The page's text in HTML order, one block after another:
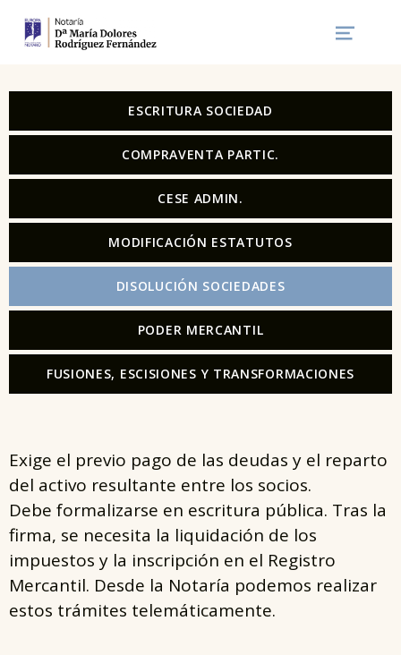
notaría mª dolores rodríguez
SERVICIOS NOTARIALES EN GIJÓN. RESOLVEMOS SUS NECESIDADES CON TODO TIPO DE TRÁMITES DE FORMA PERSONALIZADA Y TRANSPARENTE.
ESCRITURA SOCIEDAD
COMPRAVENTA PARTIC.
CESE ADMIN.
MODIFICACIÓN ESTATUTOS
DISOLUCIÓN SOCIEDADES
PODER MERCANTIL
FUSIONES, ESCISIONES Y TRANSFORMACIONES
Exige el previo pago de las deudas y el reparto
del activo resultante entre los socios.
Debe formalizarse en escritura pública. Tras la
firma, se necesita la liquidación de los
impuestos y la inscripción en el Registro
Mercantil. Desde la Notaría podemos realizar
estos trámites telemáticamente.